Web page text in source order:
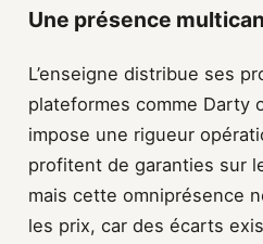
Une présence
L’enseigne distribue ses
plateformes comme Darty
impose une rigueur
profitent de garanties sur
mais cette omniprésence
les prix, car des écarts